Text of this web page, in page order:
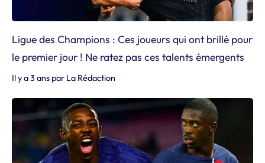
Ligue des Champions : Ces joueurs qui ont brillé pour
le premier jour ! Ne ratez pas ces talents émergents
Il y a 3 ans par La Rédaction